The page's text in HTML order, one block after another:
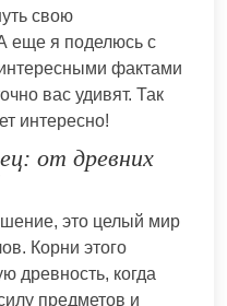
свою
еще я поделюсь с
фактами
вас удивят. Так
интересно!
от древних
это целый мир
Корни этого
древность, когда
предметов и